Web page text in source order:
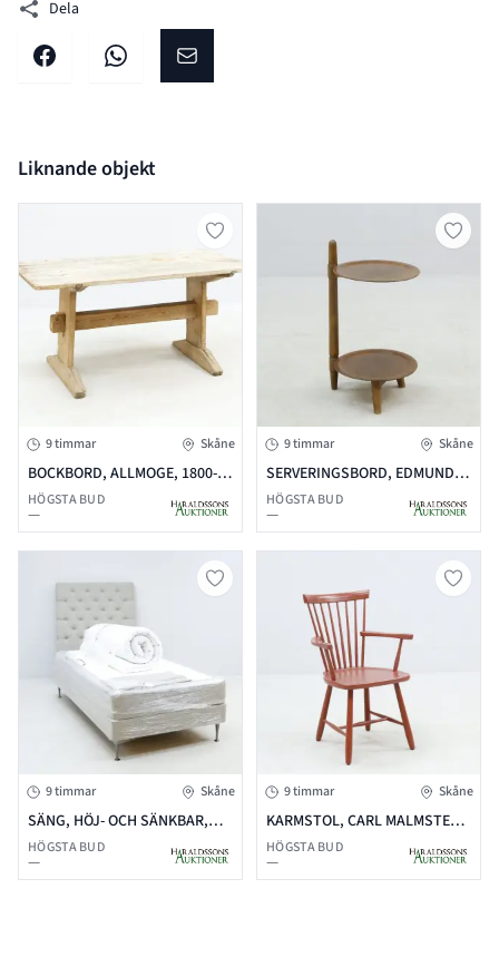
Dela
Dela på facebookDela på WhatsAppDela på E-post
Liknande objekt
9 timmar Skåne
BOCKBORD, ALLMOGE, 1800-
TAL
HÖGSTA BUD
—
9 timmar Skåne
SERVERINGSBORD, EDMUND
JÖRGENSEN, DANMARK,
VALNÖT
HÖGSTA BUD
—
9 timmar Skåne
SÄNG, HÖJ- OCH SÄNKBAR,
EKENS ESSENS, 105X200CM,
MED GAVEL
HÖGSTA BUD
—
9 timmar Skåne
KARMSTOL, CARL MALMSTEN,
LILLA ÅLAND, STOLAB, RÖD
HÖGSTA BUD
—